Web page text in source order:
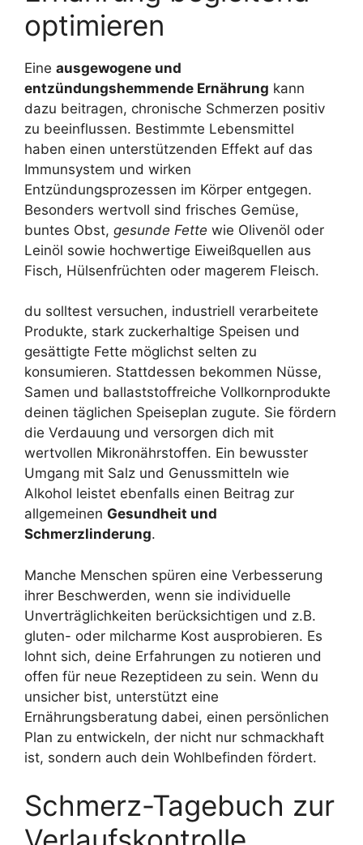
optimieren
Eine ausgewogene und
entzündungshemmende Ernährung kann
dazu beitragen, chronische Schmerzen positiv
zu beeinflussen. Bestimmte Lebensmittel
haben einen unterstützenden Effekt auf das
Immunsystem und wirken
Entzündungsprozessen im Körper entgegen.
Besonders wertvoll sind frisches Gemüse,
buntes Obst, gesunde Fette wie Olivenöl oder
Leinöl sowie hochwertige Eiweißquellen aus
Fisch, Hülsenfrüchten oder magerem Fleisch.
du solltest versuchen, industriell verarbeitete
Produkte, stark zuckerhaltige Speisen und
gesättigte Fette möglichst selten zu
konsumieren. Stattdessen bekommen Nüsse,
Samen und ballaststoffreiche Vollkornprodukte
deinen täglichen Speiseplan zugute. Sie fördern
die Verdauung und versorgen dich mit
wertvollen Mikronährstoffen. Ein bewusster
Umgang mit Salz und Genussmitteln wie
Alkohol leistet ebenfalls einen Beitrag zur
allgemeinen Gesundheit und
Schmerzlinderung.
Manche Menschen spüren eine Verbesserung
ihrer Beschwerden, wenn sie individuelle
Unverträglichkeiten berücksichtigen und z.B.
gluten- oder milcharme Kost ausprobieren. Es
lohnt sich, deine Erfahrungen zu notieren und
offen für neue Rezeptideen zu sein. Wenn du
unsicher bist, unterstützt eine
Ernährungsberatung dabei, einen persönlichen
Plan zu entwickeln, der nicht nur schmackhaft
ist, sondern auch dein Wohlbefinden fördert.
Schmerz-Tagebuch zur